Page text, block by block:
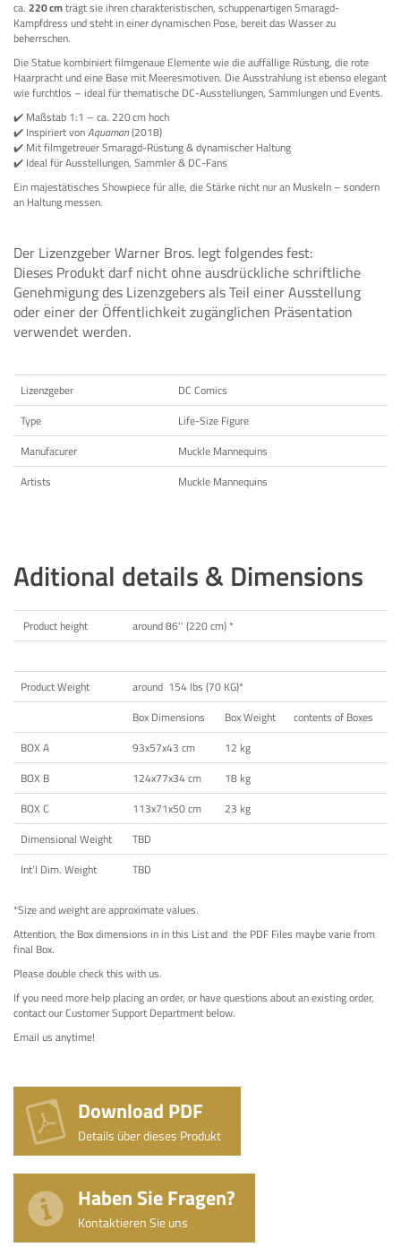
ca. 220 cmträgt sie ihren charakteristischen, schuppenartigen Smaragd-
Kampfdress und steht in einer dynamischen Pose, bereit das Wasser zu
beherrschen.
Die Statue kombiniert filmgenaue Elemente wie die auffällige Rüstung, die rote
Haarpracht und eine Base mit Meeresmotiven. Die Ausstrahlung ist ebenso elegant
wie furchtlos – ideal für thematische DC-Ausstellungen, Sammlungen und Events.
✔️ Maßstab 1:1 – ca. 220 cm hoch
✔️ Inspiriert vonAquaman(2018)
✔️ Mit filmgetreuer Smaragd-Rüstung & dynamischer Haltung
✔️ Ideal für Ausstellungen, Sammler & DC-Fans
Ein majestätisches Showpiece für alle, die Stärke nicht nur an Muskeln – sondern
an Haltung messen.
Der Lizenzgeber Warner Bros. legt folgendes fest:
Dieses Produkt darf nicht ohne ausdrückliche schriftliche
Genehmigung des Lizenzgebers als Teil einer Ausstellung
oder einer der Öffentlichkeit zugänglichen Präsentation
verwendet werden.
Lizenzgeber
DC Comics
Type
Life-Size Figure
Manufacurer
Muckle Mannequins
Artists
Muckle Mannequins
Aditional details & Dimensions
Product height around 86'' (220 cm) *
Product Weight
around 154 lbs (70 KG)*
Box Dimensions
Box Weight
contents of Boxes
BOX A
93x57x43 cm
12 kg
BOX B
124x77x34 cm
18 kg
BOX C
113x71x50 cm
23 kg
Dimensional Weight
TBD
Int’l Dim. Weight
TBD
*Size and weight are approximate values.
Attention, the Box dimensions in in this List and the PDF Files maybe varie from
final Box.
Please double check this with us.
If you need more help placing an order, or have questions about an existing order,
contact our Customer Support Department below.
Email us anytime!
Download PDF
Details über dieses Produkt
Haben Sie Fragen?
Kontaktieren Sie uns